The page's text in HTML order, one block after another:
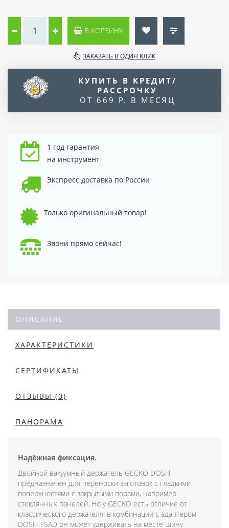
В КОРЗИНУ
ЗАКАЗАТЬ В ОДИН КЛИК
КУПИТЬ В КРЕДИТ/
РАССРОЧКУ
ОТ 669 Р. В МЕСЯЦ
1 год гарантия
на инструмент
Экспресс доставка по России
Только оригинальный товар!
Звони прямо сейчас!
ОПИСАНИЕ
ХАРАКТЕРИСТИКИ
СЕРТИФИКАТЫ
ОТЗЫВЫ (0)
ПАНОРАМА
Надёжная фиксация.
Двойной вакуумный держатель GECKO DOSH
предназначен для переноски заготовок с гладкими
поверхностями с закрытыми порами, например
стеклянных панелей. Но у GECKO есть отличие от
классического держателя: в комбинации с адаптером
DOSH-FSAD он может удерживать на месте шину-